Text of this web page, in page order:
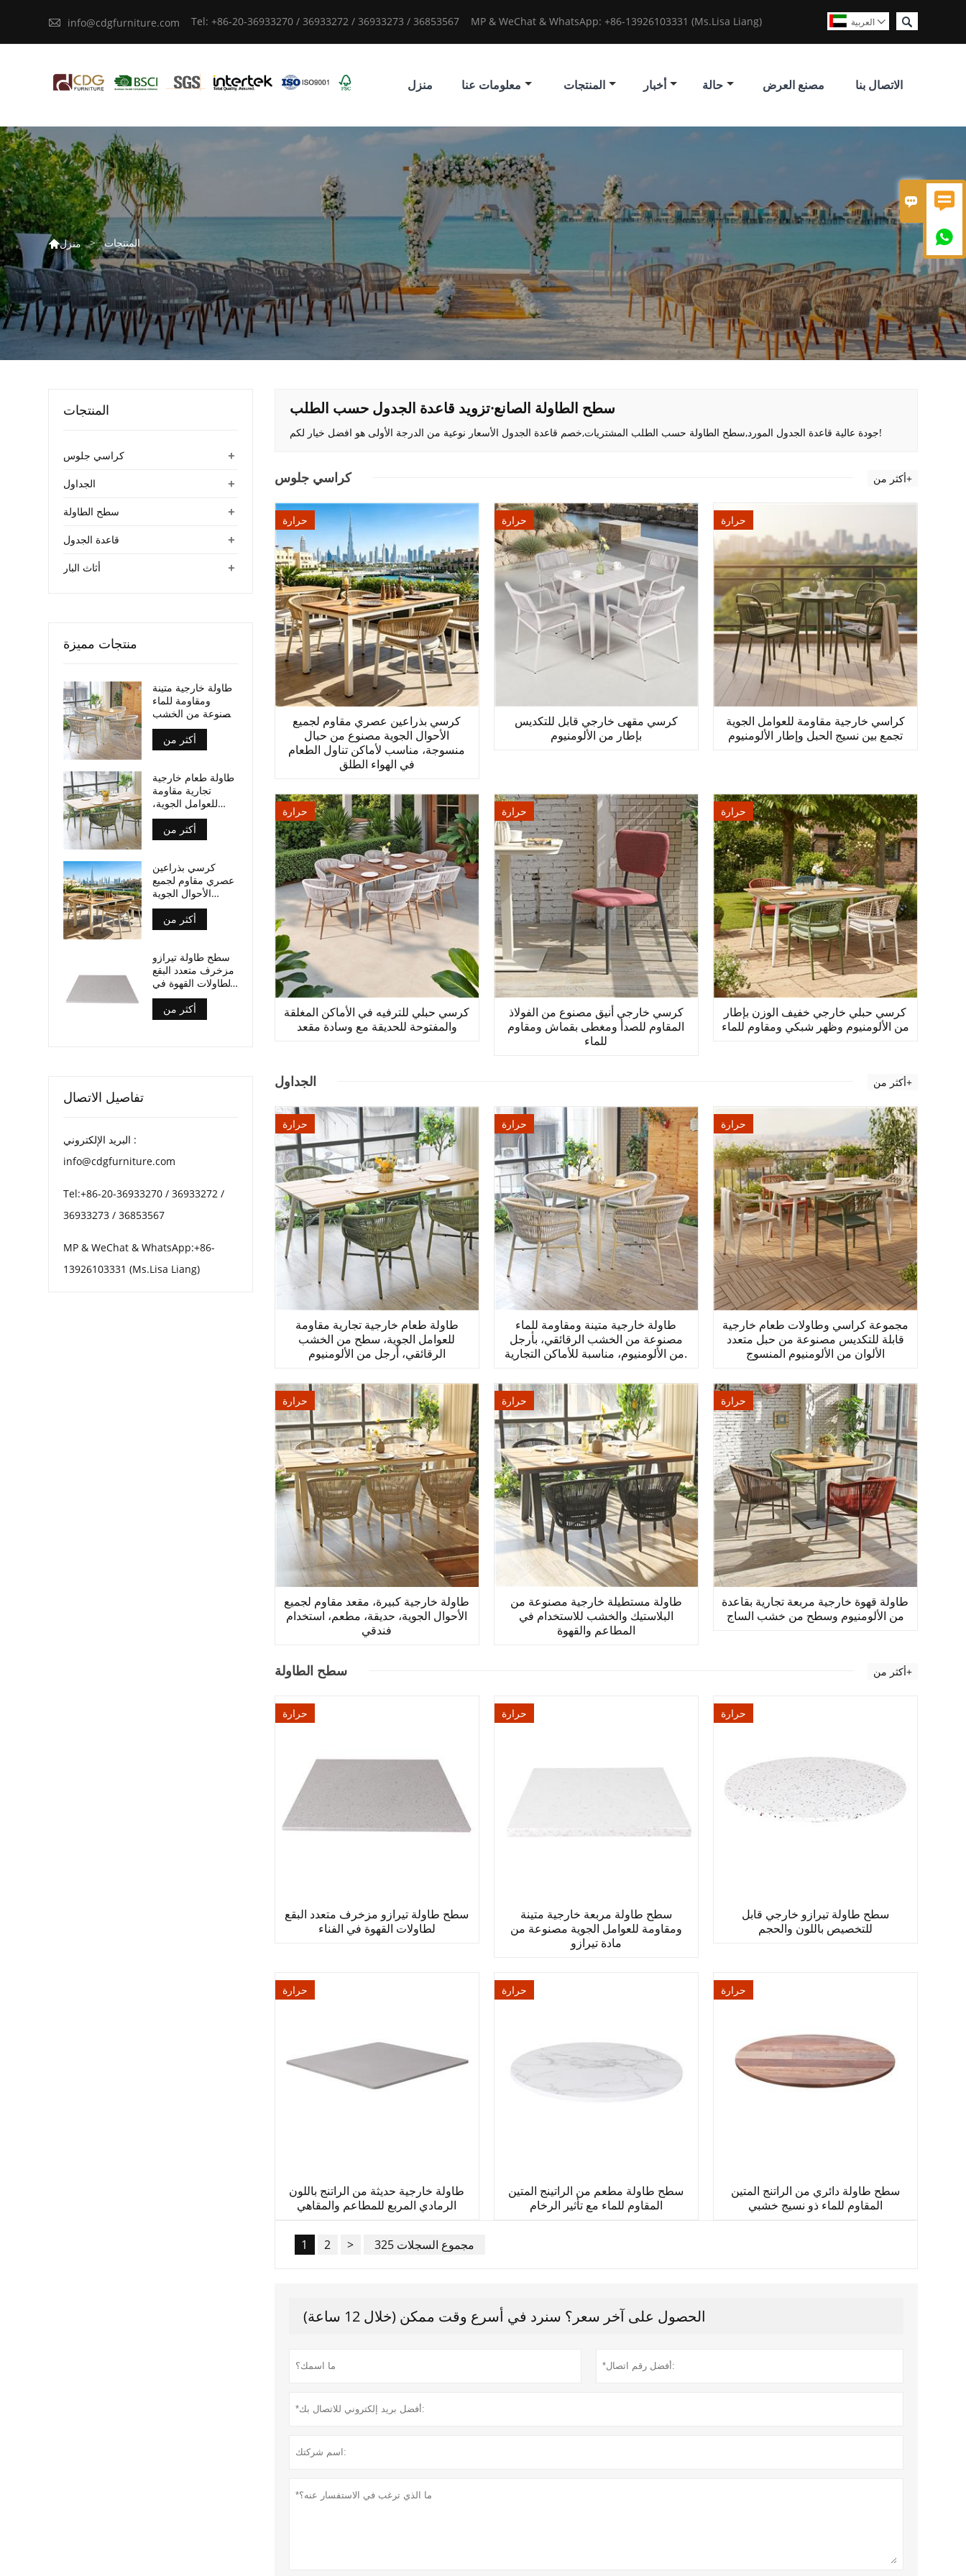
 

 info@cdgfurniture.com Tel: +86-20-36933270 / 36933272 / 36933273 / 36853567 MP & WeChat & WhatsApp: +86-13926103331 (Ms.Lisa Liang)  العربية 
منزل معلومات عنا المنتجات أخبار حالة مصنع العرض الاتصال بنا
منزل > المنتجات
سطح الطاولة الصانع·تزويد قاعدة الجدول حسب الطلب
جودة عالية قاعدة الجدول المورد,سطح الطاولة حسب الطلب المشتريات,خصم قاعدة الجدول الأسعار نوعية من الدرجة الأولى هو افضل خيار لكم!
كراسي جلوس أكثر من+
حرارة
كرسي بذراعين عصري مقاوم لجميع
الأحوال الجوية مصنوع من حبال
منسوجة، مناسب لأماكن تناول الطعام
في الهواء الطلق
حرارة
كرسي مقهى خارجي قابل للتكديس
بإطار من الألومنيوم
حرارة
كراسي خارجية مقاومة للعوامل الجوية
تجمع بين نسيج الحبل وإطار الألومنيوم
حرارة
كرسي حبلي للترفيه في الأماكن المغلقة
والمفتوحة للحديقة مع وسادة مقعد
حرارة
كرسي خارجي أنيق مصنوع من الفولاذ
المقاوم للصدأ ومغطى بقماش ومقاوم
للماء
حرارة
كرسي حبلي خارجي خفيف الوزن بإطار
من الألومنيوم وظهر شبكي ومقاوم للماء
الجداول أكثر من+
حرارة
طاولة طعام خارجية تجارية مقاومة
للعوامل الجوية، سطح من الخشب
الرقائقي، أرجل من الألومنيوم
حرارة
طاولة خارجية متينة ومقاومة للماء
مصنوعة من الخشب الرقائقي، بأرجل
من الألومنيوم، مناسبة للأماكن التجارية.
حرارة
مجموعة كراسي وطاولات طعام خارجية
قابلة للتكديس مصنوعة من حبل متعدد
الألوان من الألومنيوم المنسوج
حرارة
طاولة خارجية كبيرة، مقعد مقاوم لجميع
الأحوال الجوية، حديقة، مطعم، استخدام
فندقي
حرارة
طاولة مستطيلة خارجية مصنوعة من
البلاستيك والخشب للاستخدام في
المطاعم والقهوة
حرارة
طاولة قهوة خارجية مربعة تجارية بقاعدة
من الألومنيوم وسطح من خشب الساج
سطح الطاولة أكثر من+
حرارة
سطح طاولة تيرازو مزخرف متعدد البقع
لطاولات القهوة في الفناء
حرارة
سطح طاولة مربعة خارجية متينة
ومقاومة للعوامل الجوية مصنوعة من
مادة تيرازو
حرارة
سطح طاولة تيرازو خارجي قابل
للتخصيص باللون والحجم
حرارة
طاولة خارجية حديثة من الراتنج باللون
الرمادي المربع للمطاعم والمقاهي
حرارة
سطح طاولة مطعم من الراتينج المتين
المقاوم للماء مع تأثير الرخام
حرارة
سطح طاولة دائري من الراتنج المتين
المقاوم للماء ذو ​​نسيج خشبي
1 2 > 325 مجموع السجلات
الحصول على آخر سعر؟ سنرد في أسرع وقت ممكن (خلال 12 ساعة)
المنتجات
+ كراسي جلوس
+ الجداول
+ سطح الطاولة
+ قاعدة الجدول
+ أثاث البار
منتجات مميزة
طاولة خارجية متينة
ومقاومة للماء
مصنوعة من الخشب
الرقائقي، بأرجل من
الألومنيوم، مناسبة
أكثر من
طاولة طعام خارجية
تجارية مقاومة
للعوامل الجوية،
سطح من الخشب
الرقائقي، أرجل من
الألومنيوم
أكثر من
كرسي بذراعين
عصري مقاوم لجميع
الأحوال الجوية
مصنوع من حبال
منسوجة، مناسب
لأماكن تناول الطعام
أكثر من
سطح طاولة تيرازو
مزخرف متعدد البقع
لطاولات القهوة في
الفناء
أكثر من
تفاصيل الاتصال
البريد الإلكتروني :
info@cdgfurniture.com
Tel:+86-20-36933270 / 36933272 /
36933273 / 36853567
MP & WeChat & WhatsApp:+86-
13926103331 (Ms.Lisa Liang)